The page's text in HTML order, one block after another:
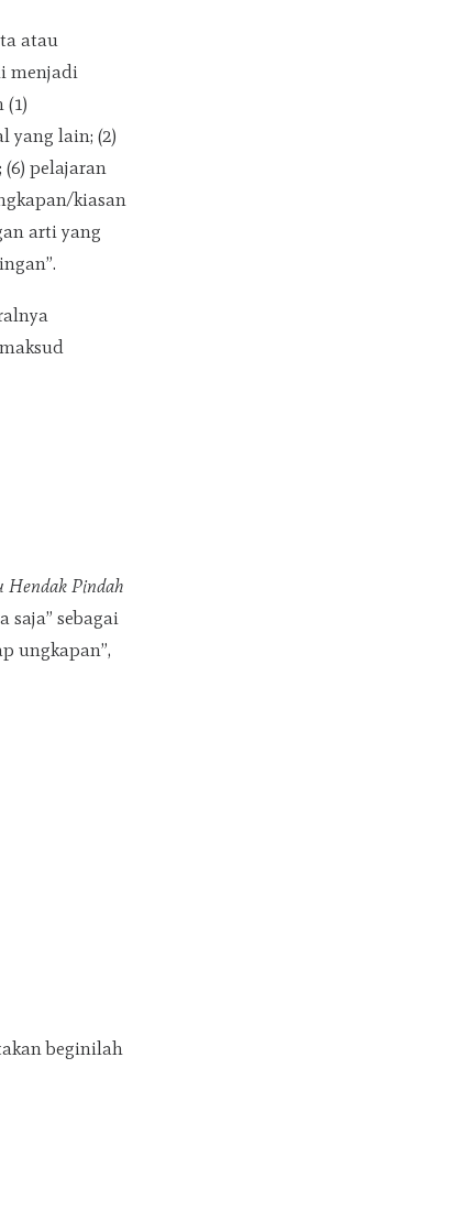
atau
menjadi
(1)
yang lain; (2)
(6) pelajaran
kiasan
arti yang
Hendak Pindah
saja” sebagai
ungkapan”,
beginilah